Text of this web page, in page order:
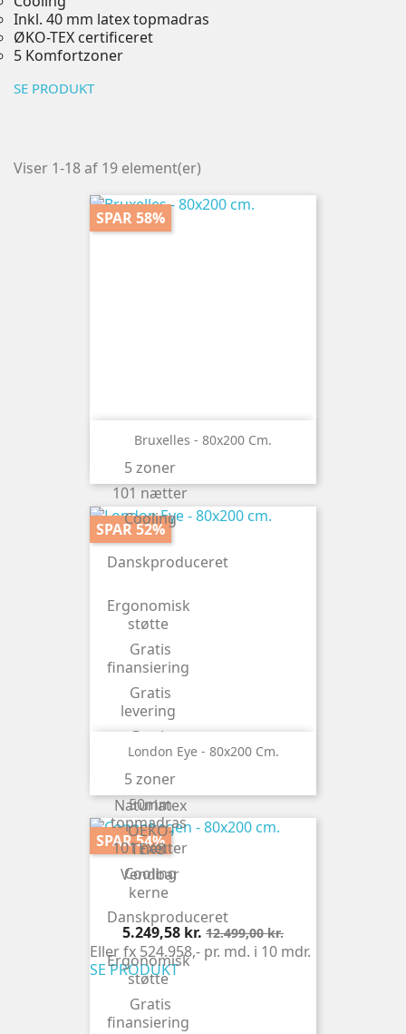
Inkl. 40 mm latex topmadras
ØKO-TEX certificeret
5 Komfortzoner
SE PRODUKT
Viser 1-18 af 19 element(er)
Bruxelles - 80x200 Cm.
5 zoner
101 nætter
Cooling
Danskproduceret
Ergonomisk
støtte
Gratis
finansiering
Gratis
levering
Gratis
ombytning
Latex top
Naturlatex
OEKO-
TEX®
Vendbar
kerne
Pris
5.249,58 kr. Normalpris
12.499,00 kr.
Eller fx 524.958,- pr. md. i 10 mdr.
SE PRODUKT
SPAR 58%
London Eye - 80x200 Cm.
5 zoner
50mm
topmadras
101 nætter
Cooling
Danskproduceret
Ergonomisk
støtte
Gratis
finansiering
SPAR 52%
SPAR 54%